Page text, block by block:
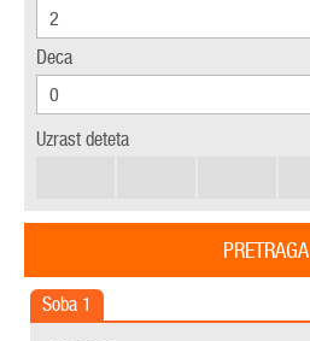
Deca
Uzrast deteta
PRETRAGA
Soba 1